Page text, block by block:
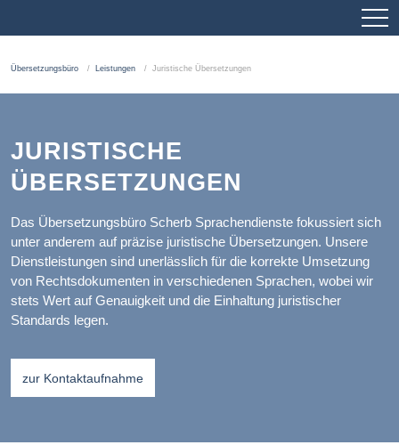
Übersetzungsbüro Leistungen Juristische Übersetzungen
JURISTISCHE
ÜBERSETZUNGEN
Das Übersetzungsbüro Scherb Sprachendienste fokussiert sich
unter anderem auf präzise juristische Übersetzungen. Unsere
Dienstleistungen sind unerlässlich für die korrekte Umsetzung
von Rechtsdokumenten in verschiedenen Sprachen, wobei wir
stets Wert auf Genauigkeit und die Einhaltung juristischer
Standards legen.
zur Kontaktaufnahme